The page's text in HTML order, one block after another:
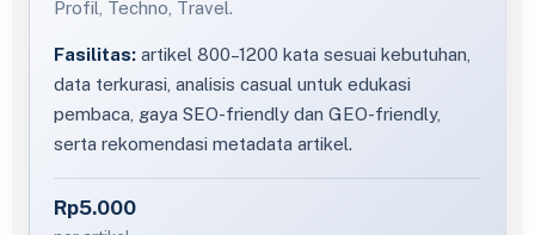
Profil, Techno, Travel.
Fasilitas: artikel 800–1200 kata sesuai kebutuhan,
data terkurasi, analisis casual untuk edukasi
pembaca, gaya SEO-friendly dan GEO-friendly,
serta rekomendasi metadata artikel.
Rp5.000